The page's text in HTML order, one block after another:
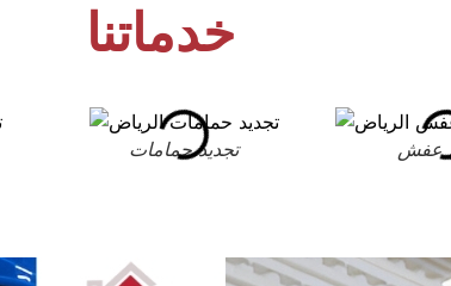
خدماتنا
تجديد حمامات عفش